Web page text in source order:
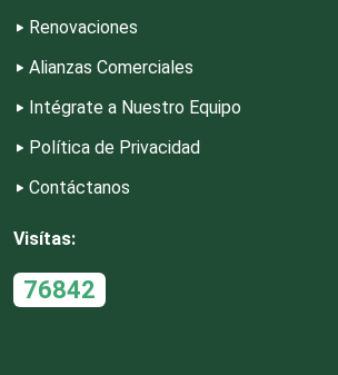
Dulcerías
Edecanes
Renovaciones
Alianzas Comerciales
Intégrate a Nuestro Equipo
Política de Privacidad
Contáctanos
Visítas:
76842